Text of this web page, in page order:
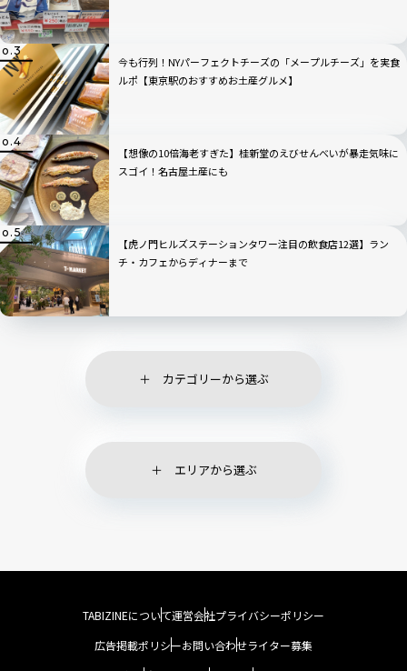
今も行列！NYパーフェクトチーズの「メープルチーズ」を実食
ルポ【東京駅のおすすめお土産グルメ】
【想像の10倍海老すぎた】桂新堂のえびせんべいが暴走気味に
スゴイ！名古屋土産にも
【虎ノ門ヒルズステーションタワー注目の飲食店12選】ラン
チ・カフェからディナーまで
カテゴリーから選ぶ
エリアから選ぶ
TABIZINEについて運営会社プライバシーポリシー
広告掲載ポリシーお問い合わせライター募集